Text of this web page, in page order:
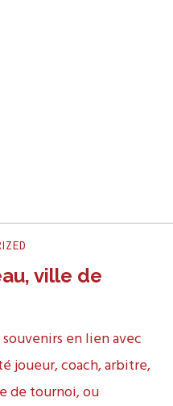
ville de
en lien avec
joueur, coach, arbitre,
de tournoi, ou